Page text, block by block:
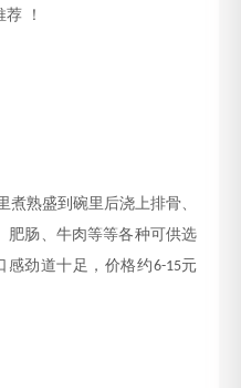
！
煮熟盛到碗里后浇上排骨、
肥肠、牛肉等等各种可供选
感劲道十足，价格约6-15元